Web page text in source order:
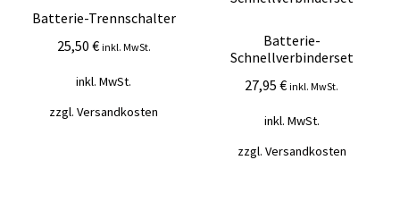
Batterie-Trennschalter
25,50 € inkl. MwSt.
inkl. MwSt.
zzgl.Versandkosten
Batterie-
Schnellverbinderset
27,95€ inkl. MwSt.
inkl. MwSt.
zzgl. Versandkosten